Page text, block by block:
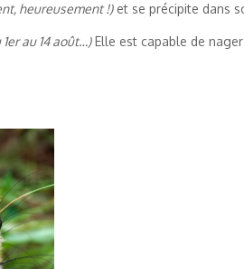
heureusement !)et se précipite dans
au 14 août…)Elle est capable de